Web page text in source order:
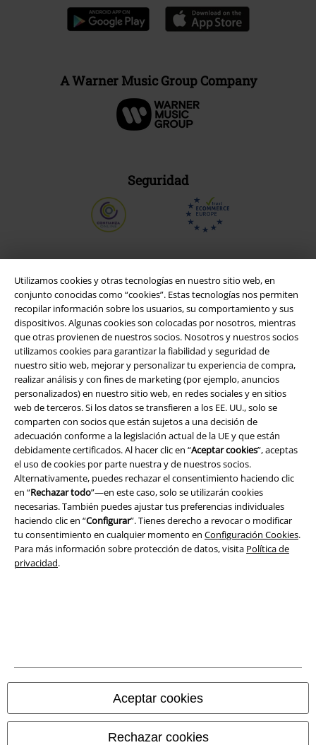
Utilizamos cookies y otras tecnologías en nuestro sitio web, en
conjunto conocidas como “cookies”. Estas tecnologías nos permiten
recopilar información sobre los usuarios, su comportamiento y sus
dispositivos. Algunas cookies son colocadas por nosotros, mientras
que otras provienen de nuestros socios. Nosotros y nuestros socios
utilizamos cookies para garantizar la fiabilidad y seguridad de
nuestro sitio web, mejorar y personalizar tu experiencia de compra,
realizar análisis y con fines de marketing (por ejemplo, anuncios
personalizados) en nuestro sitio web, en redes sociales y en sitios
web de terceros. Si los datos se transfieren a los EE. UU., solo se
comparten con socios que están sujetos a una decisión de
adecuación conforme a la legislación actual de la UE y que están
debidamente certificados. Al hacer clic en “Aceptar cookies”, aceptas
el uso de cookies por parte nuestra y de nuestros socios.
Alternativamente, puedes rechazar el consentimiento haciendo clic
en “Rechazar todo”—en este caso, solo se utilizarán cookies
necesarias. También puedes ajustar tus preferencias individuales
haciendo clic en “Configurar”. Tienes derecho a revocar o modificar
tu consentimiento en cualquier momento en Configuración Cookies.
Para más información sobre protección de datos, visita Política de
privacidad.
Aceptar cookies
Rechazar cookies
A Warner Music Group Company
Seguridad
Legal
Términos y Condiciones
Aviso Legal
Ley protección de datos
Eliminación de residuos y protección del medioambiente
Declaración de Conformidad
Información sobre accesibilidad
Todos los precios incluyen el IVA pero no losgastos de transporte
© 1986-2026 E.M.P. Merchandising HGmbH